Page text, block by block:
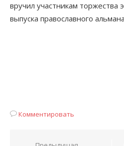
вручил участникам торжества
выпуска православного
Комментировать